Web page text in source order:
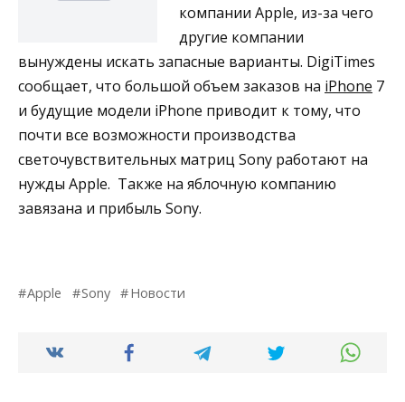
компании Apple, из-за чего
другие компании
вынуждены искать запасные варианты. DigiTimes
сообщает, что большой объем заказов на iPhone 7
и будущие модели iPhone приводит к тому, что
почти все возможности производства
светочувствительных матриц Sony работают на
нужды Apple. Также на яблочную компанию
завязана и прибыль Sony.
Apple Sony Новости